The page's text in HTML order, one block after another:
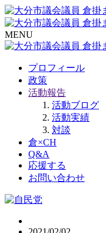
MENU
プロフィール
政策
活動報告
活動ブログ
活動実績
対談
倉×CH
Q&A
応援する
お問い合わせ